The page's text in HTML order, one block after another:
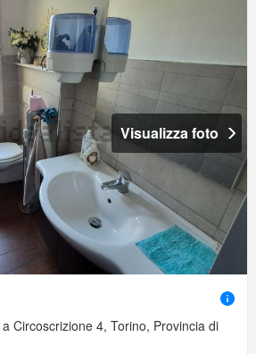
Visualizza foto
a Circoscrizione 4, Torino, Provincia di